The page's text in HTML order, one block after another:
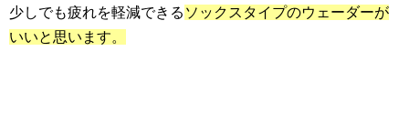
少しでも疲れを軽減できる ソックスタイプのウェーダーが
いいと思います。